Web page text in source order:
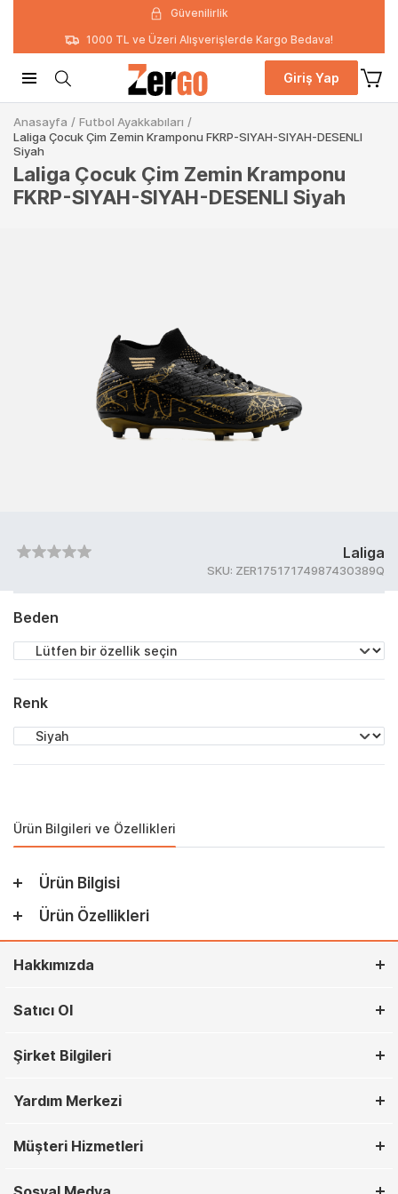
Güvenilirlik
1000 TL ve Üzeri Alışverişlerde Kargo Bedava!
Giriş Yap
Anasayfa / Futbol Ayakkabıları /
Laliga Çocuk Çim Zemin Kramponu FKRP-SIYAH-SIYAH-DESENLI
Siyah
Laliga Çocuk Çim Zemin Kramponu
FKRP-SIYAH-SIYAH-DESENLI Siyah
Laliga
SKU: ZER17517174987430389Q
Beden
Renk
Ürün Bilgileri ve Özellikleri
Ürün Bilgisi
Ürün Özellikleri
Hakkımızda
Satıcı Ol
Şirket Bilgileri
Yardım Merkezi
Müşteri Hizmetleri